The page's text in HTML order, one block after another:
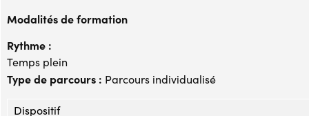
Modalités de formation
Rythme :
Temps plein
Type de parcours : Parcours individualisé
Dispositif